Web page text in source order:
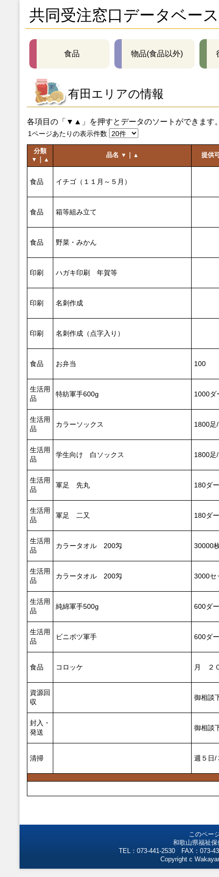
共同受注窓口データベース
食品 物品(食品以外)
有田エリアの情報
各項目の「▼▲」を押すとデータのソートができます
1ページあたりの表示件数
分類
▼ ▲
品名 ▼ ▲ 提供
食品 イチゴ（１１月～５月）
食品 箱等組み立て
食品 野菜・みかん
印刷 ハガキ印刷 年賀等
印刷 名刺作成
印刷 名刺作成（点字入り）
食品 お弁当 100
生活用
品
特紡軍手600g 1000ダ
生活用
品
カラーソックス 1800足
生活用
品
学生向け 白ソックス 1800足
生活用
品
軍足 先丸 180ダ
生活用
品
軍足 二又 180ダ
生活用
品
カラータオル 200匁 30000
生活用
品
カラータオル 200匁 3000セ
生活用
品
純綿軍手500g 600ダ
生活用
品
ビニボツ軍手 600ダ
食品 コロッケ 月 ２
資源回
収
御相談
封入・
発送
御相談
清掃 週５日/
このペー
和歌山県福祉
TEL：073-441-2530 FAX：073-
Copyright c